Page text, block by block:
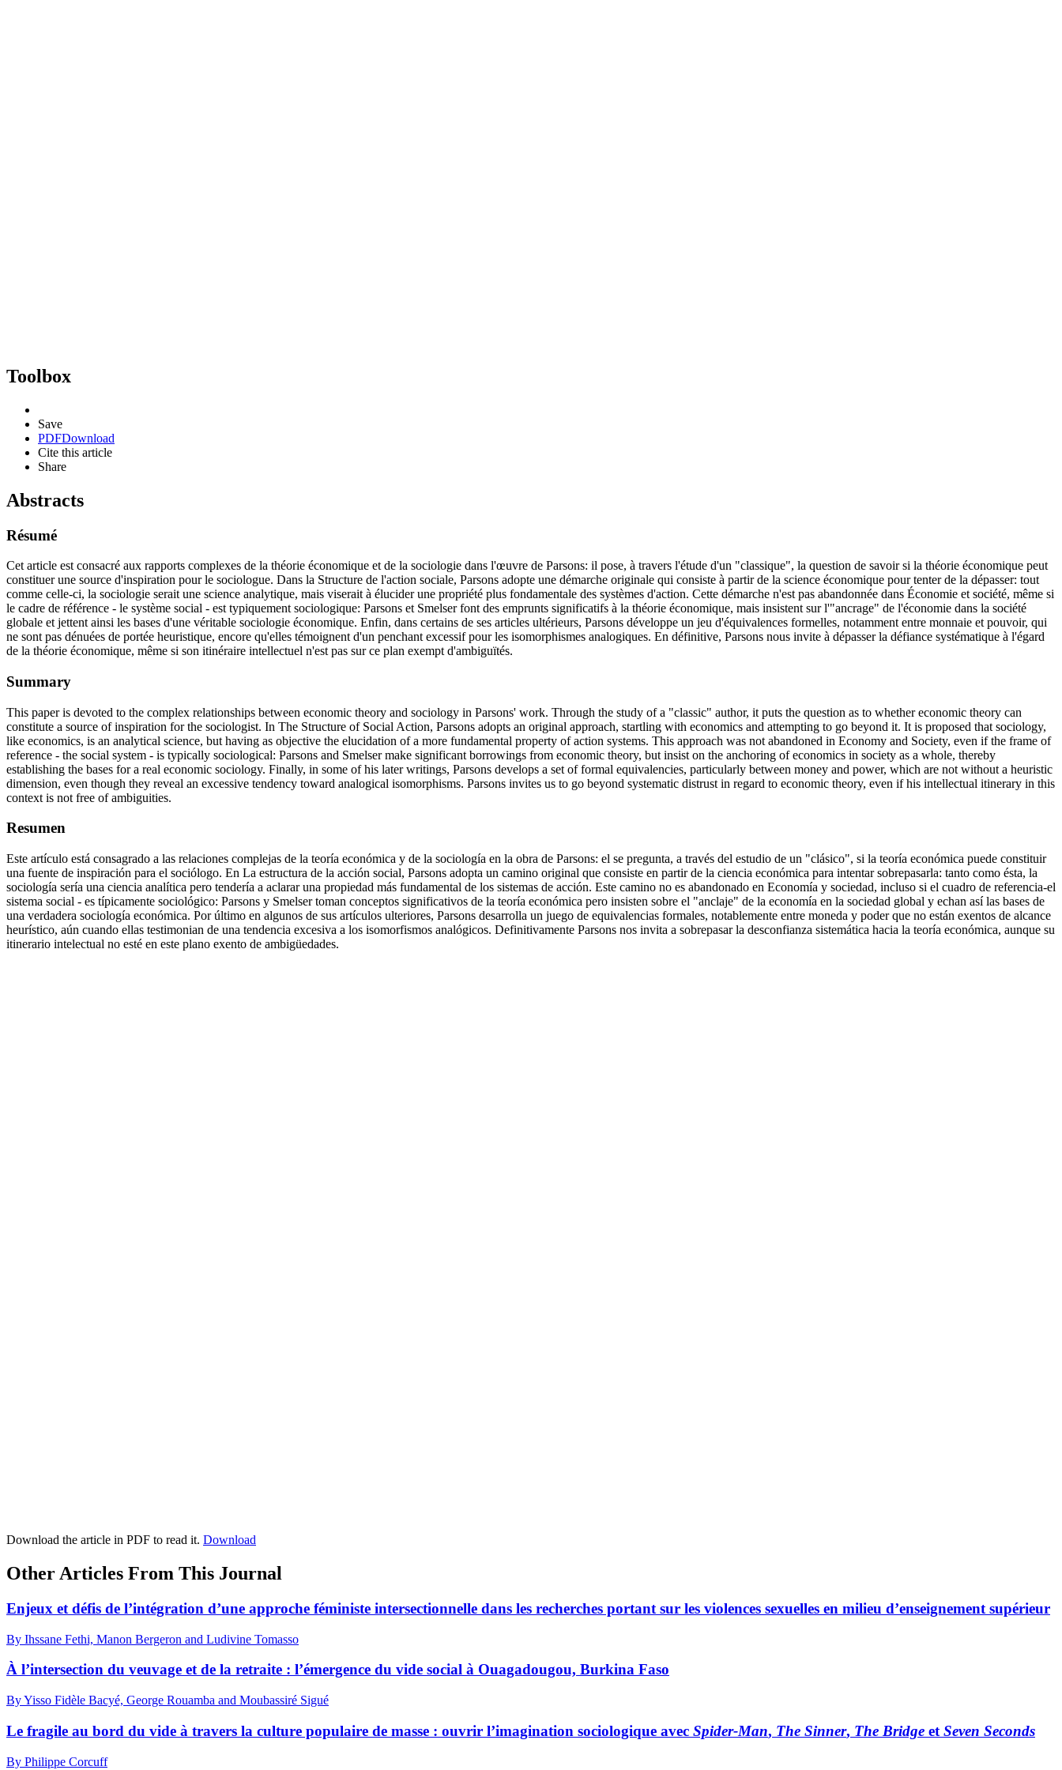
Toolbox
Save
PDFDownload
Cite this article
Share
Abstracts
Résumé
Cet article est consacré aux rapports complexes de la théorie économique et de la sociologie dans l'œuvre de Parsons: il pose, à travers l'étude d'un "classique", la question de savoir si la théorie économique peut
constituer une source d'inspiration pour le sociologue. Dans la Structure de l'action sociale, Parsons adopte une démarche originale qui consiste à partir de la science économique pour tenter de la dépasser: tout
comme celle-ci, la sociologie serait une science analytique, mais viserait à élucider une propriété plus fondamentale des systèmes d'action. Cette démarche n'est pas abandonnée dans Économie et société, même si
le cadre de référence - le système social - est typiquement sociologique: Parsons et Smelser font des emprunts significatifs à la théorie économique, mais insistent sur l'"ancrage" de l'économie dans la société
globale et jettent ainsi les bases d'une véritable sociologie économique. Enfin, dans certains de ses articles ultérieurs, Parsons développe un jeu d'équivalences formelles, notamment entre monnaie et pouvoir, qui
ne sont pas dénuées de portée heuristique, encore qu'elles témoignent d'un penchant excessif pour les isomorphismes analogiques. En définitive, Parsons nous invite à dépasser la défiance systématique à l'égard
de la théorie économique, même si son itinéraire intellectuel n'est pas sur ce plan exempt d'ambiguïtés.
Summary
This paper is devoted to the complex relationships between economic theory and sociology in Parsons' work. Through the study of a "classic" author, it puts the question as to whether economic theory can
constitute a source of inspiration for the sociologist. In The Structure of Social Action, Parsons adopts an original approach, startling with economics and attempting to go beyond it. It is proposed that sociology,
like economics, is an analytical science, but having as objective the elucidation of a more fundamental property of action systems. This approach was not abandoned in Economy and Society, even if the frame of
reference - the social system - is typically sociological: Parsons and Smelser make significant borrowings from economic theory, but insist on the anchoring of economics in society as a whole, thereby
establishing the bases for a real economic sociology. Finally, in some of his later writings, Parsons develops a set of formal equivalencies, particularly between money and power, which are not without a heuristic
dimension, even though they reveal an excessive tendency toward analogical isomorphisms. Parsons invites us to go beyond systematic distrust in regard to economic theory, even if his intellectual itinerary in this
context is not free of ambiguities.
Resumen
Este artículo está consagrado a las relaciones complejas de la teoría económica y de la sociología en la obra de Parsons: el se pregunta, a través del estudio de un "clásico", si la teoría económica puede constituir
una fuente de inspiración para el sociólogo. En La estructura de la acción social, Parsons adopta un camino original que consiste en partir de la ciencia económica para intentar sobrepasarla: tanto como ésta, la
sociología sería una ciencia analítica pero tendería a aclarar una propiedad más fundamental de los sistemas de acción. Este camino no es abandonado en Economía y sociedad, incluso si el cuadro de referencia-el
sistema social - es típicamente sociológico: Parsons y Smelser toman conceptos significativos de la teoría económica pero insisten sobre el "anclaje" de la economía en la sociedad global y echan así las bases de
una verdadera sociología económica. Por último en algunos de sus artículos ulteriores, Parsons desarrolla un juego de equivalencias formales, notablemente entre moneda y poder que no están exentos de alcance
heurístico, aún cuando ellas testimonian de una tendencia excesiva a los isomorfismos analógicos. Definitivamente Parsons nos invita a sobrepasar la desconfianza sistemática hacia la teoría económica, aunque su
itinerario intelectual no esté en este plano exento de ambigüedades.
Download the article in PDF to read it. Download
Other Articles From This Journal
Enjeux et défis de l’intégration d’une approche féministe intersectionnelle dans les recherches portant sur les violences sexuelles en milieu d’enseignement supérieur
By Ihssane Fethi, Manon Bergeron and Ludivine Tomasso
À l’intersection du veuvage et de la retraite : l’émergence du vide social à Ouagadougou, Burkina Faso
By Yisso Fidèle Bacyé, George Rouamba and Moubassiré Sigué
Le fragile au bord du vide à travers la culture populaire de masse : ouvrir l’imagination sociologique avec Spider-Man, The Sinner, The Bridge et Seven Seconds
By Philippe Corcuff